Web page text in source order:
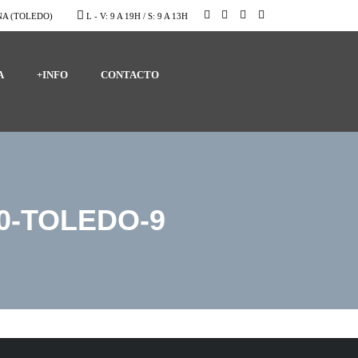
L - V: 9 A 19H / S: 9 A 13H
(TOLEDO)
+INFO CONTACTO
TOLEDO-9